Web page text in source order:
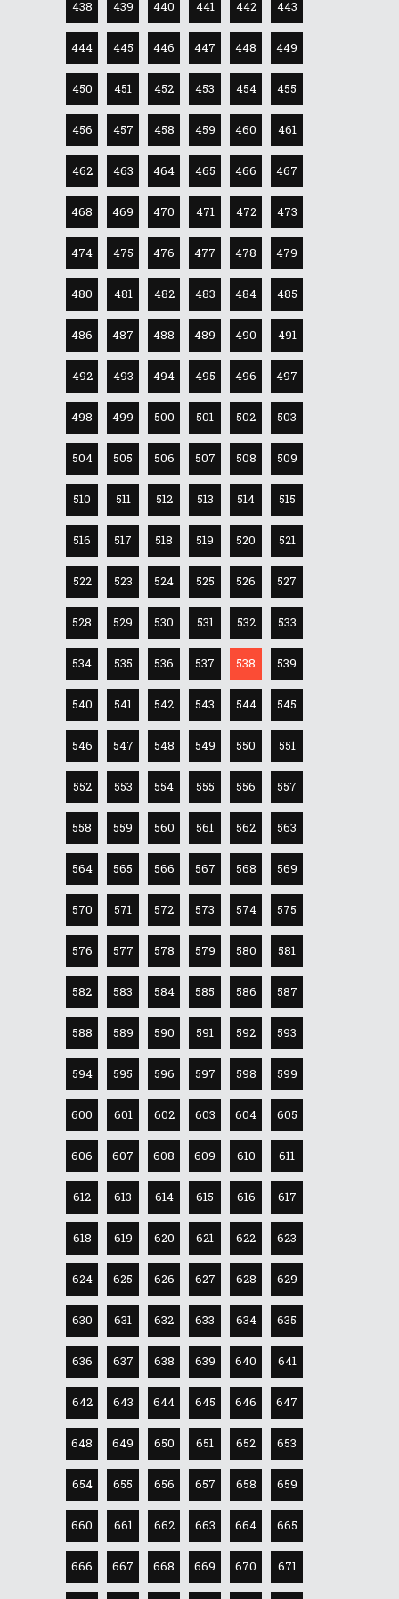
438 439 440 441 442 443
444 445 446 447 448 449
450 451 452 453 454 455
456 457 458 459 460 461
462 463 464 465 466 467
468 469 470 471 472 473
474 475 476 477 478 479
480 481 482 483 484 485
486 487 488 489 490 491
492 493 494 495 496 497
498 499 500 501 502 503
504 505 506 507 508 509
510 511 512 513 514 515
516 517 518 519 520 521
522 523 524 525 526 527
528 529 530 531 532 533
534 535 536 537 538 539
540 541 542 543 544 545
546 547 548 549 550 551
552 553 554 555 556 557
558 559 560 561 562 563
564 565 566 567 568 569
570 571 572 573 574 575
576 577 578 579 580 581
582 583 584 585 586 587
588 589 590 591 592 593
594 595 596 597 598 599
600 601 602 603 604 605
606 607 608 609 610 611
612 613 614 615 616 617
618 619 620 621 622 623
624 625 626 627 628 629
630 631 632 633 634 635
636 637 638 639 640 641
642 643 644 645 646 647
648 649 650 651 652 653
654 655 656 657 658 659
660 661 662 663 664 665
666 667 668 669 670 671